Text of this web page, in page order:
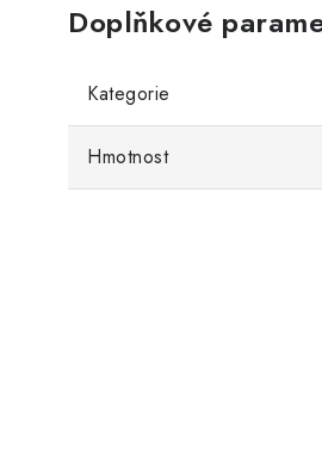
Doplňkové
Kategorie
Hmotnost